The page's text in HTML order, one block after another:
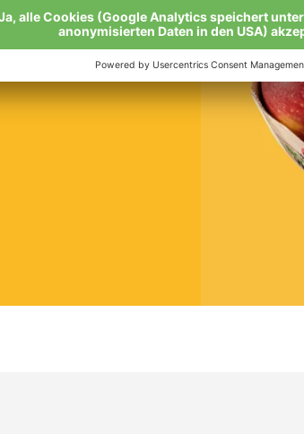
nach Ihrem
groß und der
auch noch zum